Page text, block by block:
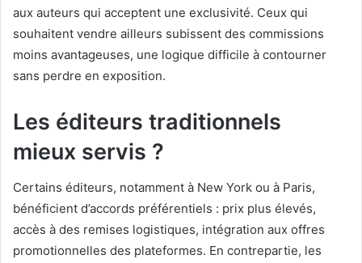
aux auteurs qui acceptent une exclusivité. Ceux qui
souhaitent vendre ailleurs subissent des commissions
moins avantageuses, une logique difficile à contourner
sans perdre en exposition.
Les éditeurs traditionnels
mieux servis ?
Certains éditeurs, notamment à New York ou à Paris,
bénéficient d’accords préférentiels : prix plus élevés,
accès à des remises logistiques, intégration aux offres
promotionnelles des plateformes. En contrepartie, les